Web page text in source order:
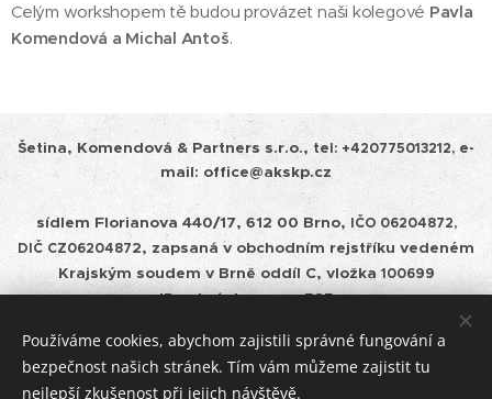
Celým workshopem tě budou provázet naši kolegové Pavla
Komendová a Michal Antoš.
Šetina, Komendová & Partners s.r.o., tel: +420775013212, e-
mail: office@akskp.cz
sídlem Florianova 440/17, 612 00 Brno, IČO 06204872,
DIČ CZ06204872, zapsaná v obchodním rejstříku vedeném
Krajským soudem v Brně oddíl C, vložka 100699
ID schránky: cepm585
Zásady ochrany osobních údajů a pravidla cookies
Používáme cookies, abychom zajistili správné fungování a
bezpečnost našich stránek. Tím vám můžeme zajistit tu
nejlepší zkušenost při jejich návštěvě.